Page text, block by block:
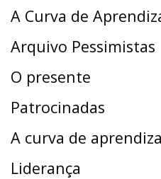
A Curva de
Arquivo Pessimistas
O presente
Patrocinadas
A curva de
Liderança